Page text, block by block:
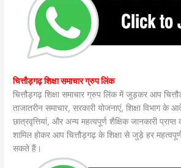
चित्तौड़गढ़ शिक्षा समाचार ग्रुप लिंक
चित्तौड़गढ़ शिक्षा समाचार ग्रुप लिंक में जुड़कर आप
ताजातरीन समाचार, सरकारी योजनाएं, शिक्षा विभाग के
छात्रवृत्तियां, और अन्य महत्वपूर्ण शैक्षिक जानकारी
शामिल होकर आप चित्तौड़गढ़ के शिक्षा से जुड़े हर
सकते हैं।